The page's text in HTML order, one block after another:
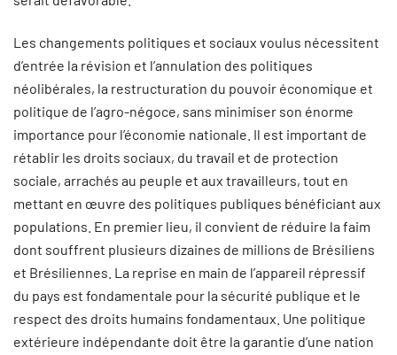
Les changements politiques et sociaux voulus nécessitent
d’entrée la révision et l’annulation des politiques
néolibérales, la restructuration du pouvoir économique et
politique de l’agro-négoce, sans minimiser son énorme
importance pour l’économie nationale. Il est important de
rétablir les droits sociaux, du travail et de protection
sociale, arrachés au peuple et aux travailleurs, tout en
mettant en œuvre des politiques publiques bénéficiant aux
populations. En premier lieu, il convient de réduire la faim
dont souffrent plusieurs dizaines de millions de Brésiliens
et Brésiliennes. La reprise en main de l’appareil répressif
du pays est fondamentale pour la sécurité publique et le
respect des droits humains fondamentaux. Une politique
extérieure indépendante doit être la garantie d’une nation